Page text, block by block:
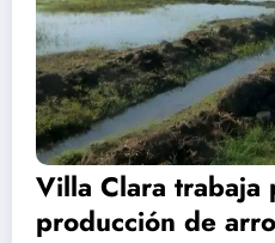
Villa Clara trabaja
producción de